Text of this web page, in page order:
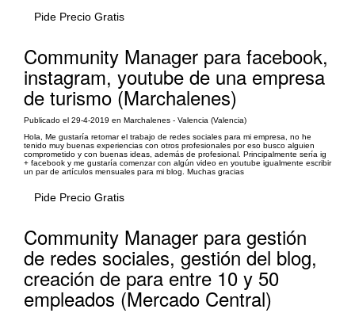
Pide Precio Gratis
Community Manager para facebook,
instagram, youtube de una empresa
de turismo (Marchalenes)
Publicado el 29-4-2019 en Marchalenes - Valencia (Valencia)
Hola, Me gustaría retomar el trabajo de redes sociales para mi empresa, no he
tenido muy buenas experiencias con otros profesionales por eso busco alguien
comprometido y con buenas ideas, además de profesional. Principalmente sería ig
+ facebook y me gustaría comenzar con algún video en youtube igualmente escribir
un par de artículos mensuales para mi blog. Muchas gracias
Pide Precio Gratis
Community Manager para gestión
de redes sociales, gestión del blog,
creación de para entre 10 y 50
empleados (Mercado Central)